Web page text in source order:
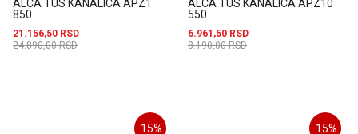
ALCA TUS KANALICA APZ1
850
21.156,50 RSD
24.890,00RSD
ALCA TUS KANALICA APZ10
550
6.961,50 RSD
8.190,00RSD
15% 15%